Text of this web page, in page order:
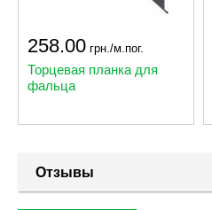
258.00 грн./м.пог.
Торцевая планка для
фальца
Отзывы